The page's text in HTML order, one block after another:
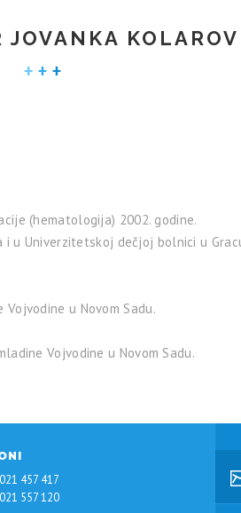
JOVANKA
(hematologija) 2002. godine.
u Univerzitetskoj dečjoj bolnici u
u Novom Sadu.
Vojvodine u Novom Sadu.
457 417
557 120